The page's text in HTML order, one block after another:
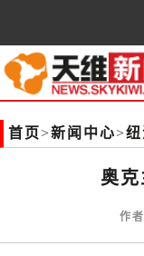
首页>新闻中心>纽
奥
作